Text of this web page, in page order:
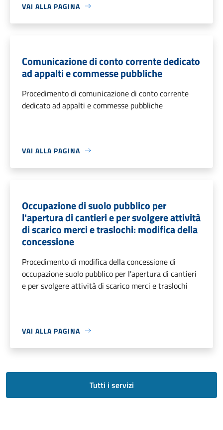
VAI ALLA PAGINA
Comunicazione di conto corrente dedicato
ad appalti e commesse pubbliche
Procedimento di comunicazione di conto corrente
dedicato ad appalti e commesse pubbliche
VAI ALLA PAGINA
Occupazione di suolo pubblico per
l'apertura di cantieri e per svolgere attività
di scarico merci e traslochi: modifica della
concessione
Procedimento di modifica della concessione di
occupazione suolo pubblico per l'apertura di cantieri
e per svolgere attività di scarico merci e traslochi
VAI ALLA PAGINA
Tutti i servizi